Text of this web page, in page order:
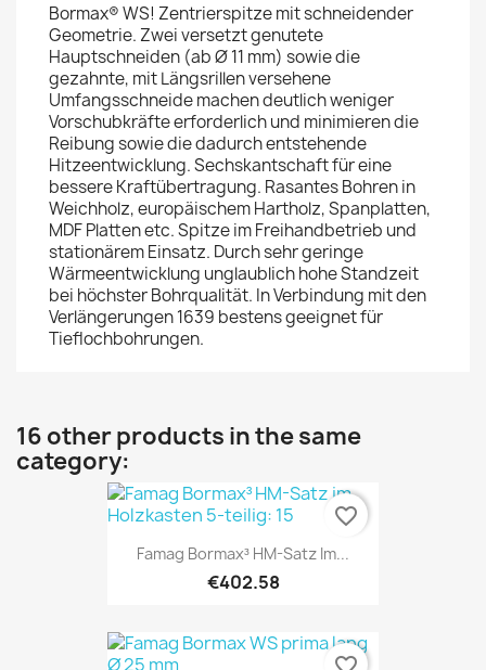
Bormax® WS! Zentrierspitze mit schneidender
Geometrie. Zwei versetzt genutete
Hauptschneiden (ab Ø 11 mm) sowie die
gezahnte, mit Längsrillen versehene
Umfangsschneide machen deutlich weniger
Vorschubkräfte erforderlich und minimieren die
Reibung sowie die dadurch entstehende
Hitzeentwicklung. Sechskantschaft für eine
bessere Kraftübertragung. Rasantes Bohren in
Weichholz, europäischem Hartholz, Spanplatten,
MDF Platten etc. Spitze im Freihandbetrieb und
stationärem Einsatz. Durch sehr geringe
Wärmeentwicklung unglaublich hohe Standzeit
bei höchster Bohrqualität. In Verbindung mit den
Verlängerungen 1639 bestens geeignet für
Tieflochbohrungen.
16 other products in the same
category:
Famag Bormax³ HM-Satz Im...
€402.58
favorite_border